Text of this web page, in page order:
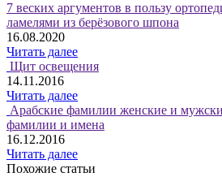
7 веских аргументов в пользу
ламелями из берёзового шпона
16.08.2020
Читать далее
Щит освещения
14.11.2016
Читать далее
Арабские фамилии женские и
фамилии и имена
16.12.2016
Читать далее
Похожие статьи